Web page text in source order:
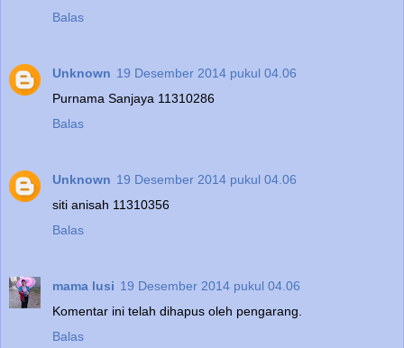
Balas
Unknown 19 Desember 2014 pukul 04.06
Purnama Sanjaya 11310286
Balas
Unknown 19 Desember 2014 pukul 04.06
siti anisah 11310356
Balas
mama lusi 19 Desember 2014 pukul 04.06
Komentar ini telah dihapus oleh pengarang.
Balas